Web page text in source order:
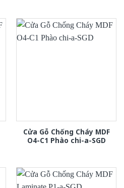
Cửa Gỗ Chống Cháy MDF
O4-C1 Phào chi-a-SGD